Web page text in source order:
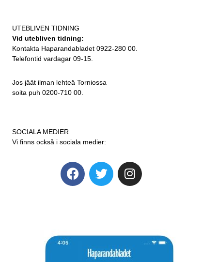
UTEBLIVEN TIDNING
Vid utebliven tidning:
Kontakta Haparandabladet 0922-280 00.
Telefontid vardagar 09-15.
Jos jäät ilman lehteä Torniossa
soita puh 0200-710 00.
SOCIALA MEDIER
Vi finns också i sociala medier: